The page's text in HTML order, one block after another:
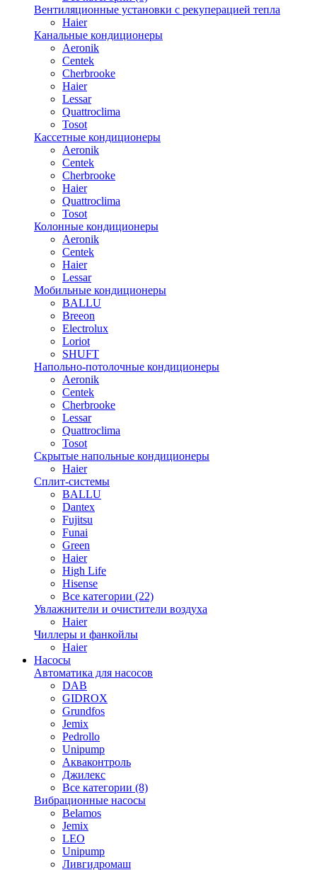
Вентиляционные установки с рекуперацией тепла
Haier
Канальные кондиционеры
Aeronik
Centek
Cherbrooke
Haier
Lessar
Quattroclima
Tosot
Кассетные кондиционеры
Aeronik
Centek
Cherbrooke
Haier
Quattroclima
Tosot
Колонные кондиционеры
Aeronik
Centek
Haier
Lessar
Мобильные кондиционеры
BALLU
Breeon
Electrolux
Loriot
SHUFT
Напольно-потолочные кондиционеры
Aeronik
Centek
Cherbrooke
Lessar
Quattroclima
Tosot
Скрытые напольные кондиционеры
Haier
Сплит-системы
BALLU
Dantex
Fujitsu
Funai
Green
Haier
High Life
Hisense
Все категории (22)
Увлажнители и очистители воздуха
Haier
Чиллеры и фанкойлы
Haier
Насосы
Автоматика для насосов
DAB
GIDROX
Grundfos
Jemix
Pedrollo
Unipump
Акваконтроль
Джилекс
Все категории (8)
Вибрационные насосы
Belamos
Jemix
LEO
Unipump
Ливгидромаш